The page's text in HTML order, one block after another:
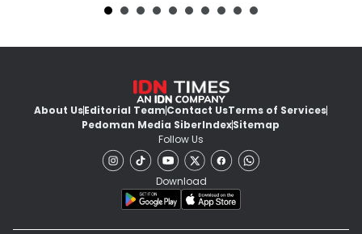
About UsEditorial TeamContact UsTerms of Services
Pedoman Media SiberIndexSitemap
Follow Us
Download